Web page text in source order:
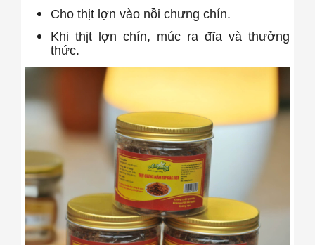
Cho thịt lợn vào nồi chưng chín.
Khi thịt lợn chín, múc ra đĩa và thưởng
thức.